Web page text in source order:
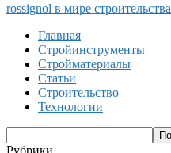
rossignol в мире строительства
Главная
Стройинструменты
Стройматериалы
Статьи
Строительство
Технологии
Рубрики